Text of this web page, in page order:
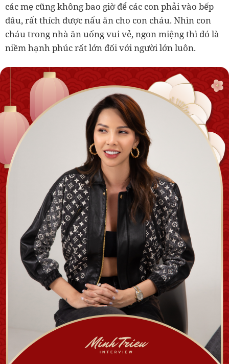
các mẹ cũng không bao giờ để các con phải vào bếp
đâu, rất thích được nấu ăn cho con cháu. Nhìn con
cháu trong nhà ăn uống vui vẻ, ngon miệng thì đó là
niềm hạnh phúc rất lớn đối với người lớn luôn.